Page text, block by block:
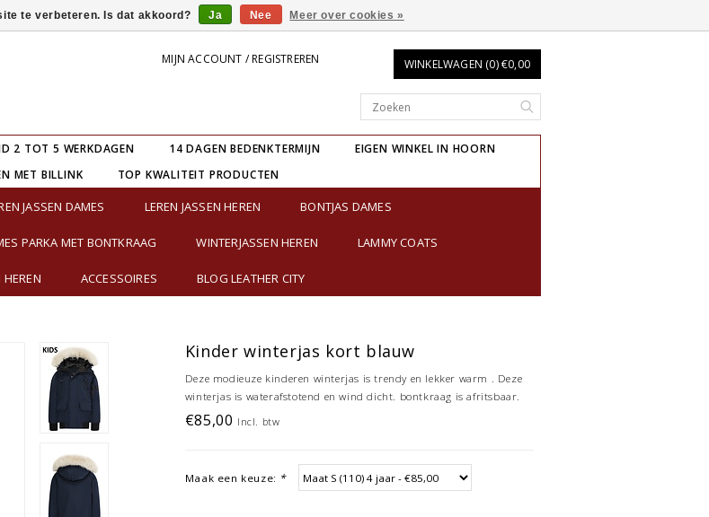
MIJN ACCOUNT / REGISTREREN WINKELWAGEN (0) €0,00
2 TOT 5 WERKDAGEN 14 DAGEN BEDENKTERMIJN
EIGEN WINKEL IN HOORN
MET BILLINK
TOP KWALITEIT PRODUCTEN
JASSEN DAMES LEREN JASSEN HEREN BONTJAS DAMES
PARKA MET BONTKRAAG WINTERJASSEN HEREN LAMMY COATS
HEREN ACCESSOIRES BLOG LEATHER CITY
Kinder winterjas kort blauw
Deze modieuze kinderen winterjas is trendy en lekker warm . Deze
winterjas is waterafstotend en wind dicht. bontkraag is afritsbaar.
€85,00 Incl. btw
Maak een keuze: *
te verbeteren. Is dat akkoord? Ja Nee Meer over cookies »